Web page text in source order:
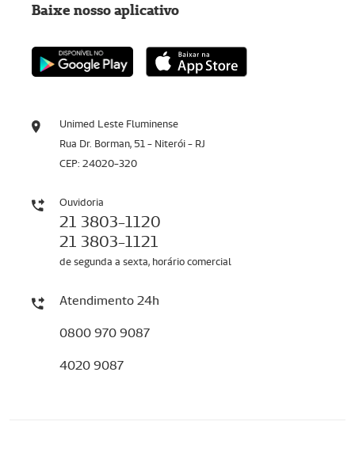
Unimed Leste Fluminense
Rua Dr. Borman, 51 - Niterói - RJ
CEP: 24020-320
Ouvidoria
21 3803-1120
21 3803-1121
de segunda a sexta, horário comercial
Atendimento 24h
0800 970 9087
4020 9087
Baixe nosso aplicativo